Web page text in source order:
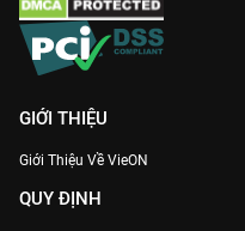
GIỚI THIỆU
Giới Thiệu Về VieON
QUY ĐỊNH